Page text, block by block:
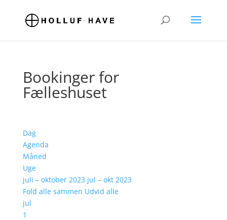
Bookinger for
Fælleshuset
Dag
Agenda
Måned
Uge
juli – oktober 2023 jul – okt 2023
Fold alle sammen Udvid alle
jul
1